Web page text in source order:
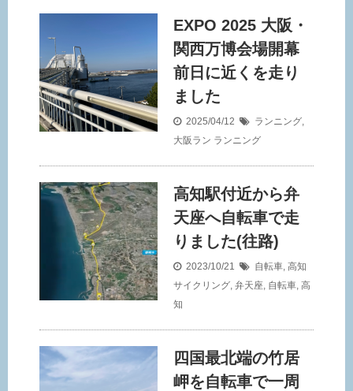
EXPO 2025 大阪・
関西万博会場開幕
前日に近くを走り
ました
2025/04/12 ランニング,
大阪ラン ランニング
高知駅付近から弁
天座へ自転車で走
りました(往路)
2023/10/21 自転車, 高知
サイクリング, 弁天座, 自転車, 高
知
四国最北端の竹居
岬を自転車で一周